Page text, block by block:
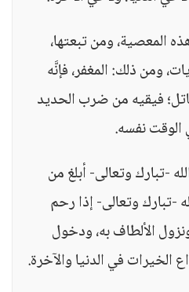
المعصية، ومن تبعتها،
ومن ذلك: المغفر، فإنَّه
فيقيه من ضرب الحديد
الوقت نفسه.
-تبارك وتعالى- أبلغ من
-تبارك وتعالى- إذا رحم
الألطاف به، ودخول
الخيرات في الدنيا والآخرة.